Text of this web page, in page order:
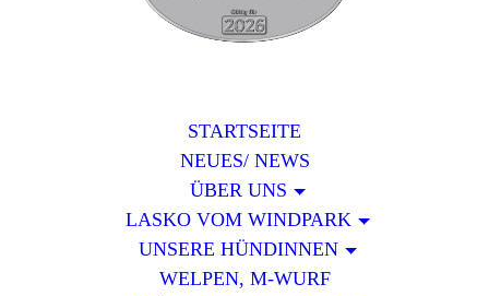
STARTSEITE
NEUES/ NEWS
ÜBER UNS
LASKO VOM WINDPARK
UNSERE HÜNDINNEN
WELPEN, M-WURF